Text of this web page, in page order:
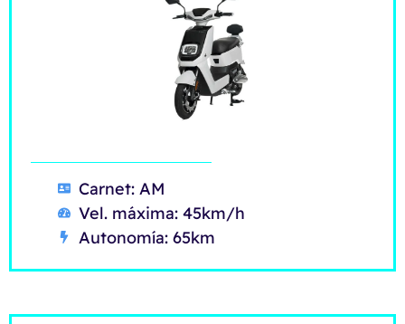
Carnet: AM
Vel. máxima: 45km/h
Autonomía: 65km